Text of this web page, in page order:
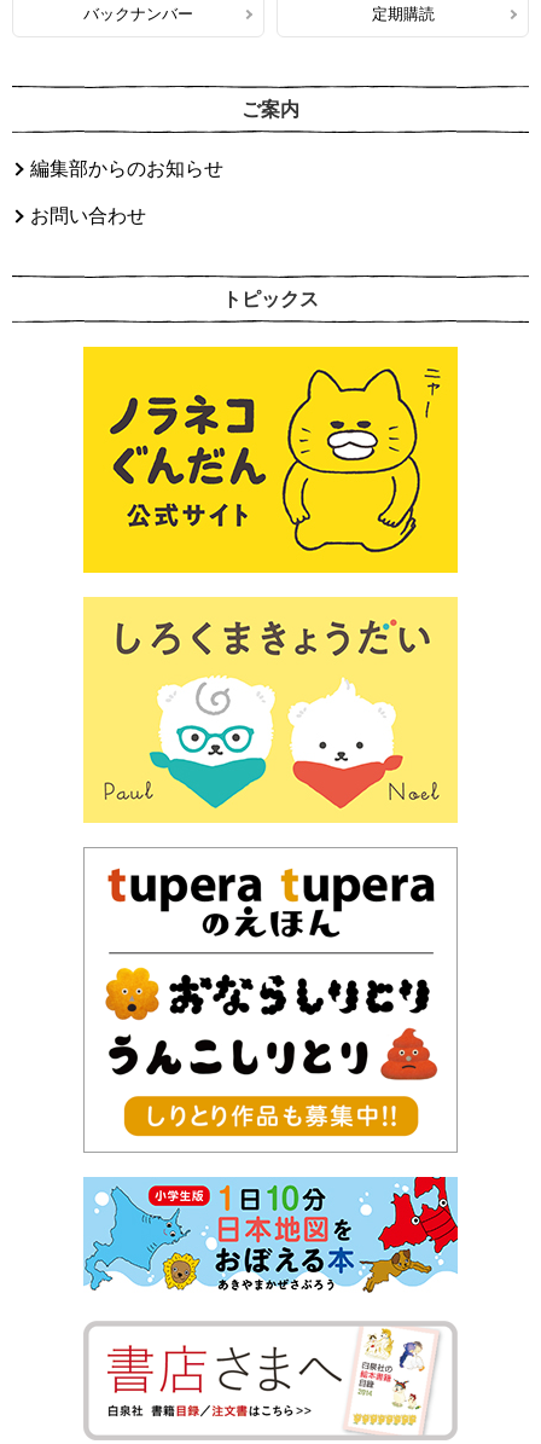
バックナンバー 定期購読
ご案内
編集部からのお知らせ
お問い合わせ
トピックス